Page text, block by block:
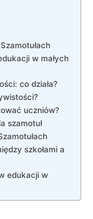
w małych
co działa?
uczniów?
szamotuł
szkołami a
edukacji w